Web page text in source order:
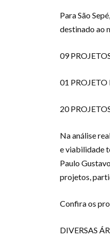
Para São
destinado ao
09
01
20
Na análise
e viabilidade
Paulo
projetos,
Confira os
DIVERSAS